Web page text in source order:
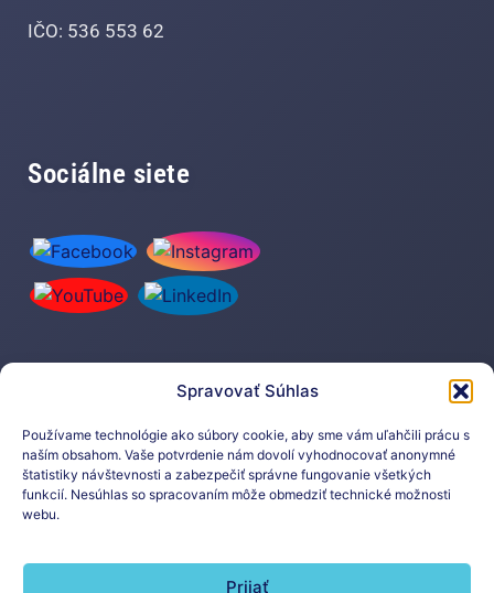
Spravovať Súhlas
Používame technológie ako súbory cookie, aby sme vám uľahčili prácu s
naším obsahom. Vaše potvrdenie nám dovolí vyhodnocovať anonymné
štatistiky návštevnosti a zabezpečiť správne fungovanie všetkých
funkcií. Nesúhlas so spracovaním môže obmedziť technické možnosti
webu.
Prijať
IČO: 536 553 62
Sociálne siete
Prihláste sa na odber nášho
newslettera